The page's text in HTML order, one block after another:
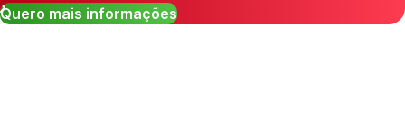
Quero mais informações